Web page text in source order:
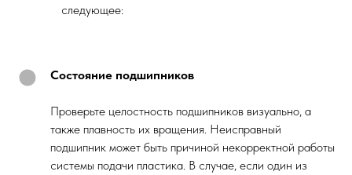
следующее:
Состояние подшипников
Проверьте целостность подшипников визуально, а
также плавность их вращения. Неисправный
подшипник может быть причиной некорректной работы
системы подачи пластика. В случае, если один из